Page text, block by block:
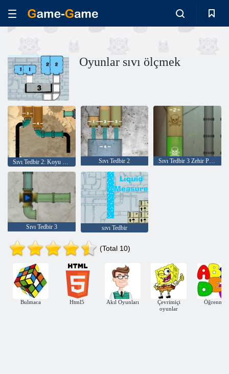
Oyunlar sıvı ölçmek
Sıvı Tedbir 2: Koyu Sıvı Seviye Paketi Sıvı Tedbir 2 Sıvı Tedbir 3 Zehir Paketi
Sıvı Tedbir 3 sıvı Tedbir
(Total 10)
Bulmaca Html5 Akıl Oyunları
Çevrimiçi
oyunlar
Öğrenme